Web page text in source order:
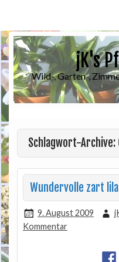
jK's
Wild-, Garten-,
Schlagwort-Archive:
Wundervolle zart
9. August 2009
Kommentar